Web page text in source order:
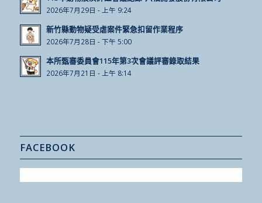
2026年7月29日 - 上午 9:24
新竹縣動物疑受虐案件緊急扣留作業程序
2026年7月28日 - 下午 5:00
本所甄審委員會115年第3次會議評審錄取結果
2026年7月21日 - 上午 8:14
FACEBOOK